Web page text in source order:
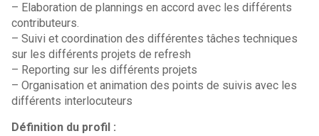
– Elaboration de plannings en accord avec les différents
contributeurs.
– Suivi et coordination des différentes tâches techniques
sur les différents projets de refresh
– Reporting sur les différents projets
– Organisation et animation des points de suivis avec les
différents interlocuteurs
Définition du profil :